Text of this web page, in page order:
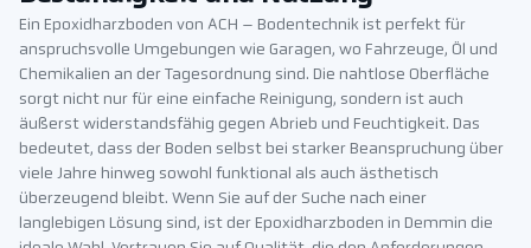
Ein Epoxidharzboden von ACH – Bodentechnik ist perfekt für
anspruchsvolle Umgebungen wie Garagen, wo Fahrzeuge, Öl und
Chemikalien an der Tagesordnung sind. Die nahtlose Oberfläche
sorgt nicht nur für eine einfache Reinigung, sondern ist auch
äußerst widerstandsfähig gegen Abrieb und Feuchtigkeit. Das
bedeutet, dass der Boden selbst bei starker Beanspruchung über
viele Jahre hinweg sowohl funktional als auch ästhetisch
überzeugend bleibt. Wenn Sie auf der Suche nach einer
langlebigen Lösung sind, ist der Epoxidharzboden in Demmin die